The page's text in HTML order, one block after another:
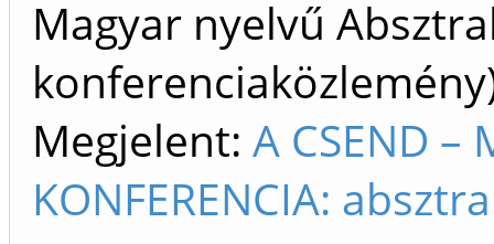
Magyar nyelvű
Megjelent: A CSEND –
KONFERENCIA: